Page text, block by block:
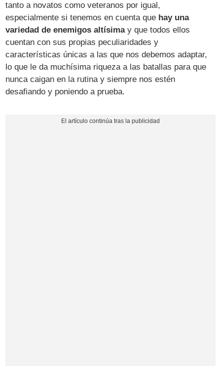
tanto a novatos como veteranos por igual,
especialmente si tenemos en cuenta que hay una
variedad de enemigos altísimay que todos ellos
cuentan con sus propias peculiaridades y
características únicas a las que nos debemos adaptar,
lo que le da muchísima riqueza a las batallas para que
nunca caigan en la rutina y siempre nos estén
desafiando y poniendo a prueba.